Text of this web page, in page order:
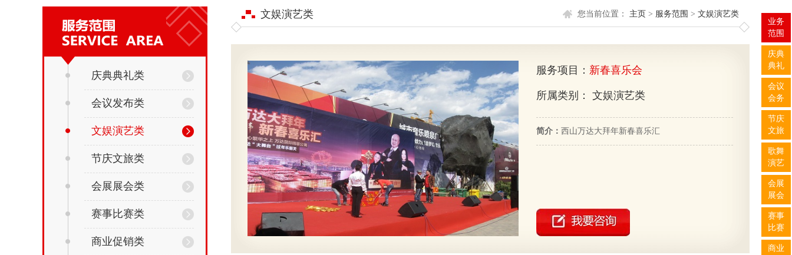
庆典典礼类
会议发布类
文娱演艺类
节庆文旅类
会展展会类
赛事比赛类
商业促销类
文娱演艺类 您当前位置： 主页 > 服务范围 > 文娱演艺类
服务项目： 新春喜乐会
所属类别： 文娱演艺类
简介： 西山万达大拜年新春喜乐汇
业务
范围
庆典
典礼
会议
会务
节庆
文旅
歌舞
演艺
会展
展会
赛事
比赛
商业